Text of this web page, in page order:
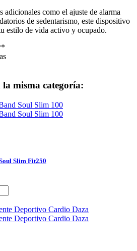
adicionales como el ajuste de alarma
de sedentarismo, este dispositivo
estilo de vida activo y ocupado.
la misma categoría:
Slim Fit250